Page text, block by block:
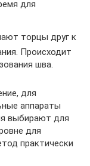
для
торцы друг к
Происходит
шва.
для
аппараты
выбирают для
для
практически